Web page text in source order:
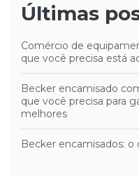
Últimas
Comércio de
que você precisa está
Becker encamisado
que você precisa para
melhores
Becker encamisados: o